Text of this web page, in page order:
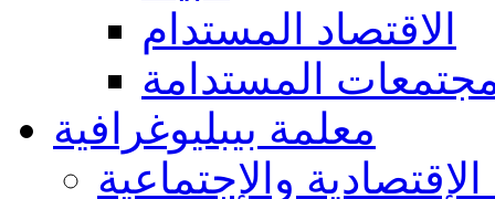
الاقتصاد المستدام
المستدامة
معلمة بيبليوغرافية
الإقتصادية والإجتماعية